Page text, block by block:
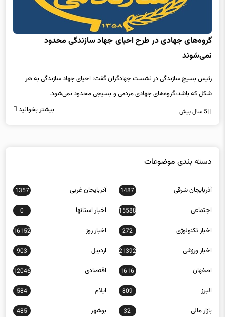
گروه‌های جهادی در طرح احیای جهاد سازندگی محدود
نمی‌شوند
رئیس بسیج سازندگی در نشست جهادگران گفت: احیای جهاد سازندگی به هر
شکل که باشد،‌گروه‌های جهادی مردمی و بسیجی محدود نمی‌شود.
5 سال پیش بیشتر بخوانید
دسته بندی موضوعات
آذربایجان شرقی 1487 آذربایجان غربی 1357
اجتماعی 15588 اخبار استانها 0
اخبار تکنولوژی 272 اخبار روز 16152
اخبار ورزشی 21392 اردبیل 903
اصفهان 1616 اقتصادی 12046
البرز 809 ایلام 584
بازار مالی 32 بوشهر 485